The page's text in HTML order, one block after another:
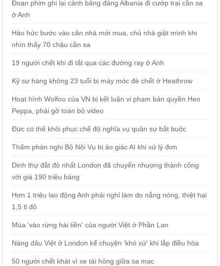
Đoạn phim ghi lại cảnh băng đảng Albania đi cướp trại cần sa
ở Anh
Háo hức bước vào căn nhà mới mua, chủ nhà giật mình khi
nhìn thấy 70 chậu cần sa
19 người chết khi đi tắt qua các đường ray ở Anh
Kỹ sư hàng không 23 tuổi bị máy móc đè chết ở Heathrow
Hoạt hình Wolfoo của VN bị kết luận vi phạm bản quyền Heo
Peppa, phải gỡ toàn bộ video
Đức có thể khôi phục chế độ nghĩa vụ quân sự bắt buộc
Thẩm phán nghi Bộ Nội Vụ bị ảo giác AI khi xử lý đơn
Dinh thự đắt đỏ nhất London đã chuyển nhượng thành công
với giá 190 triệu bảng
Hơn 1 triệu lao động Anh phải nghỉ làm do nắng nóng, thiệt hại
1,5 tỉ đô
Mùa 'vào rừng hái tiền' của người Việt ở Phần Lan
Nàng dâu Việt ở London kể chuyện 'khó xử' khi lắp điều hòa
50 người chết khát vì xe tải hỏng giữa sa mạc